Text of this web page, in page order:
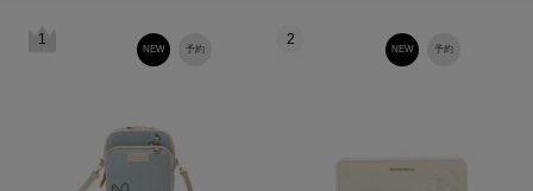
1
予約
NEW
2
予約
NEW